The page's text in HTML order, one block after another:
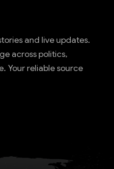
and live updates.
across politics,
Your reliable source